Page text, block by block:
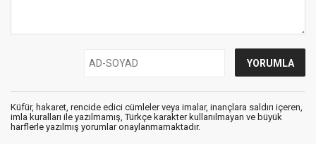
Küfür, hakaret, rencide edici cümleler veya imalar, inançlara saldırı içeren,
imla kuralları ile yazılmamış, Türkçe karakter kullanılmayan ve büyük
harflerle yazılmış yorumlar onaylanmamaktadır.